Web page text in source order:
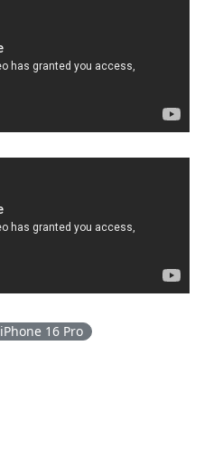
iPhone 16 Pro